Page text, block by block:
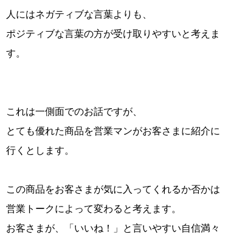
人にはネガティブな言葉よりも、
ポジティブな言葉の方が受け取りやすいと考えま
す。
これは一側面でのお話ですが、
とても優れた商品を営業マンがお客さまに紹介に
行くとします。
この商品をお客さまが気に入ってくれるか否かは
営業トークによって変わると考えます。
お客さまが、「いいね！」と言いやすい自信満々